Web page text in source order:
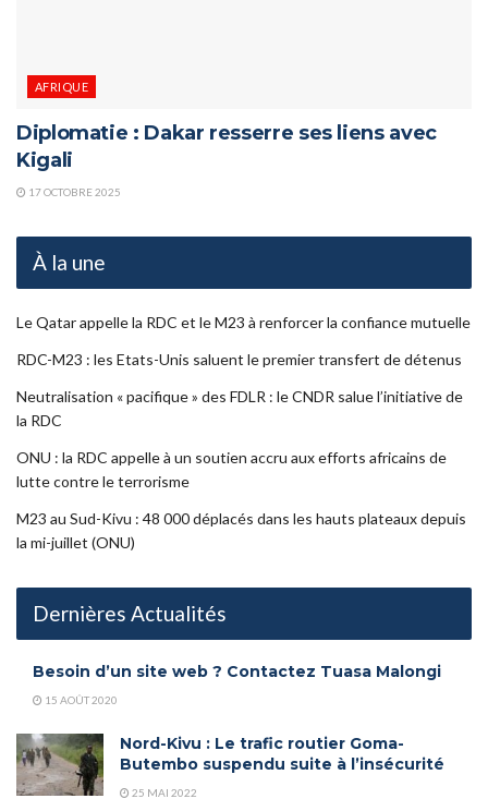
AFRIQUE
Diplomatie : Dakar resserre ses liens avec
Kigali
17 OCTOBRE 2025
À la une
Le Qatar appelle la RDC et le M23 à renforcer la confiance mutuelle
RDC-M23 : les Etats-Unis saluent le premier transfert de détenus
Neutralisation « pacifique » des FDLR : le CNDR salue l’initiative de
la RDC
ONU : la RDC appelle à un soutien accru aux efforts africains de
lutte contre le terrorisme
M23 au Sud-Kivu : 48 000 déplacés dans les hauts plateaux depuis
la mi-juillet (ONU)
Dernières Actualités
Besoin d’un site web ? Contactez Tuasa Malongi
15 AOÛT 2020
Nord-Kivu : Le trafic routier Goma-
Butembo suspendu suite à l’insécurité
25 MAI 2022